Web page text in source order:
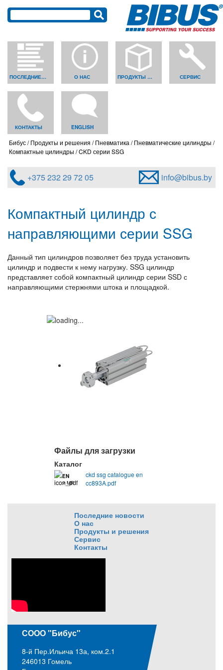
ПОСЛЕДНИЕ НОВОСТИ О НАС ПРОДУКТЫ И РЕШЕНИЯ СЕРВИС
КОНТАКТЫ ENGLISH
Бибус Продукты и решения Пневматика
Пневматические цилиндры
Компактные цилиндры CKD серии SSG
+375 232 29 72 05 info@bibus.by
Компактный цилиндр с
направляющими серии SSG
Данный тип цилиндров позволяет без труда установить
цилиндр и подвести к нему нагрузку. SSG цилиндр
представляет собой компактный цилиндр серии SSD с
направляющими стержнями штока и площадкой.
Файлы для загрузки
Каталог
EN
2 MB
ckd ssg catalogue en
cc893A.pdf
СООО "Бибус"
8-й Пер.Ильича 13а, ком.2.1
246013 Гомель
Последние новости
О нас
Продукты и решения
Сервис
Контакты